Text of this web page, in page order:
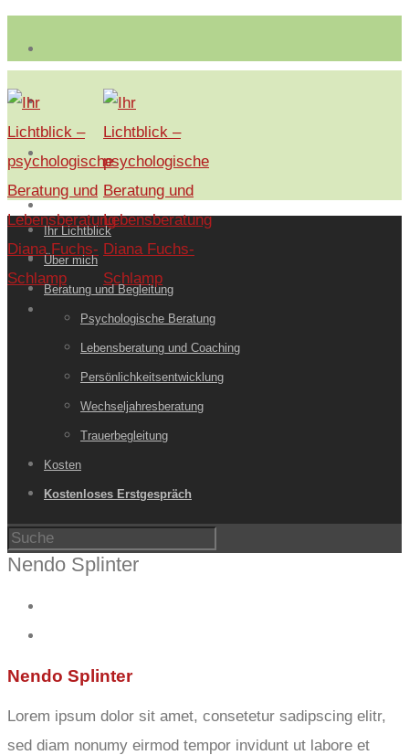
Ihr Lichtblick
Über mich
Beratung und Begleitung
Psychologische Beratung
Lebensberatung und Coaching
Persönlichkeitsentwicklung
Wechseljahresberatung
Trauerbegleitung
Kosten
Kostenloses Erstgespräch
Nendo Splinter
Nendo Splinter
Lorem ipsum dolor sit amet, consetetur sadipscing elitr,
sed diam nonumy eirmod tempor invidunt ut labore et